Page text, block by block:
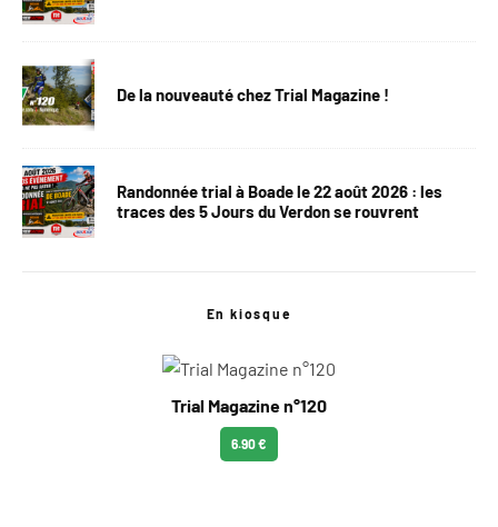
De la nouveauté chez Trial Magazine !
Randonnée trial à Boade le 22 août 2026 : les
traces des 5 Jours du Verdon se rouvrent
En kiosque
Trial Magazine n°120
6.90 €